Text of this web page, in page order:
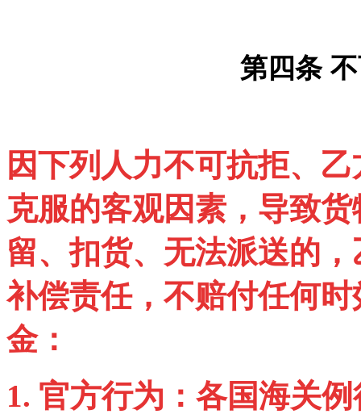
第四条
因下列人力不可抗拒、
克服的客观因素，导致
留、扣货、无法派送的
补偿责任，不赔付任何
金：
1. 官方行为：各国海关